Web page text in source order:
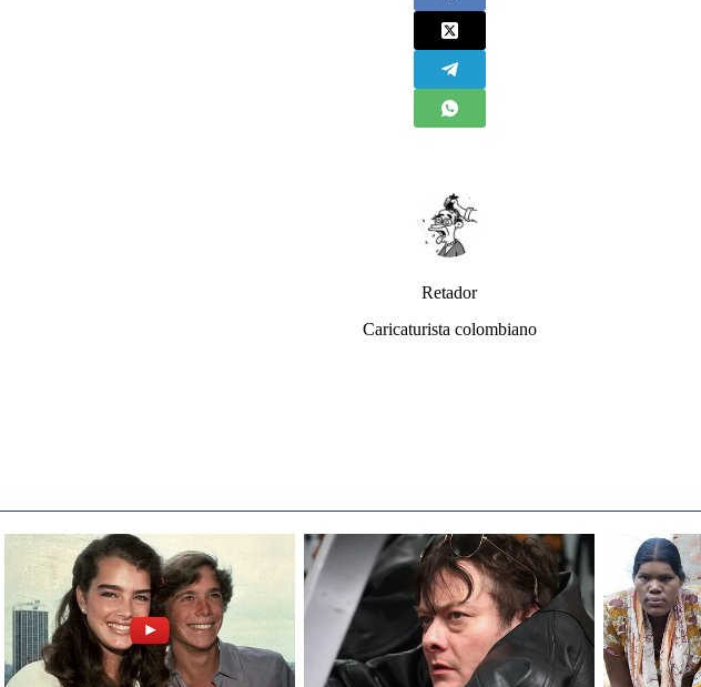
Retador
Caricaturista colombiano